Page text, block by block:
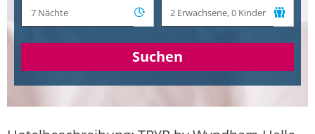
Suchen